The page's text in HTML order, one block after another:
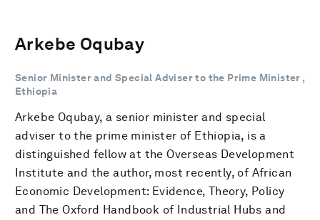
Arkebe Oqubay
Senior Minister and Special Adviser to the Prime Minister ,
Ethiopia
Arkebe Oqubay, a senior minister and special
adviser to the prime minister of Ethiopia, is a
distinguished fellow at the Overseas Development
Institute and the author, most recently, of African
Economic Development: Evidence, Theory, Policy
and The Oxford Handbook of Industrial Hubs and